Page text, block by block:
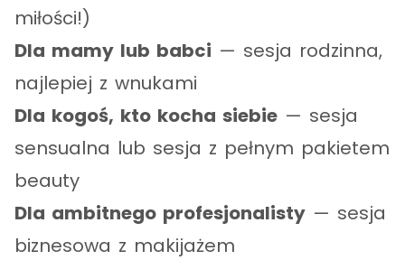
miłości!)
Dla mamy lub babci — sesja rodzinna,
najlepiej z wnukami
Dla kogoś, kto kocha siebie — sesja
sensualna lub sesja z pełnym pakietem
beauty
Dla ambitnego profesjonalisty — sesja
biznesowa z makijażem